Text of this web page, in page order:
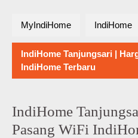
MyIndiHome IndiHome
IndiHome Tanjungsari |
IndiHome Terbaru
IndiHome
Pasang WiFi